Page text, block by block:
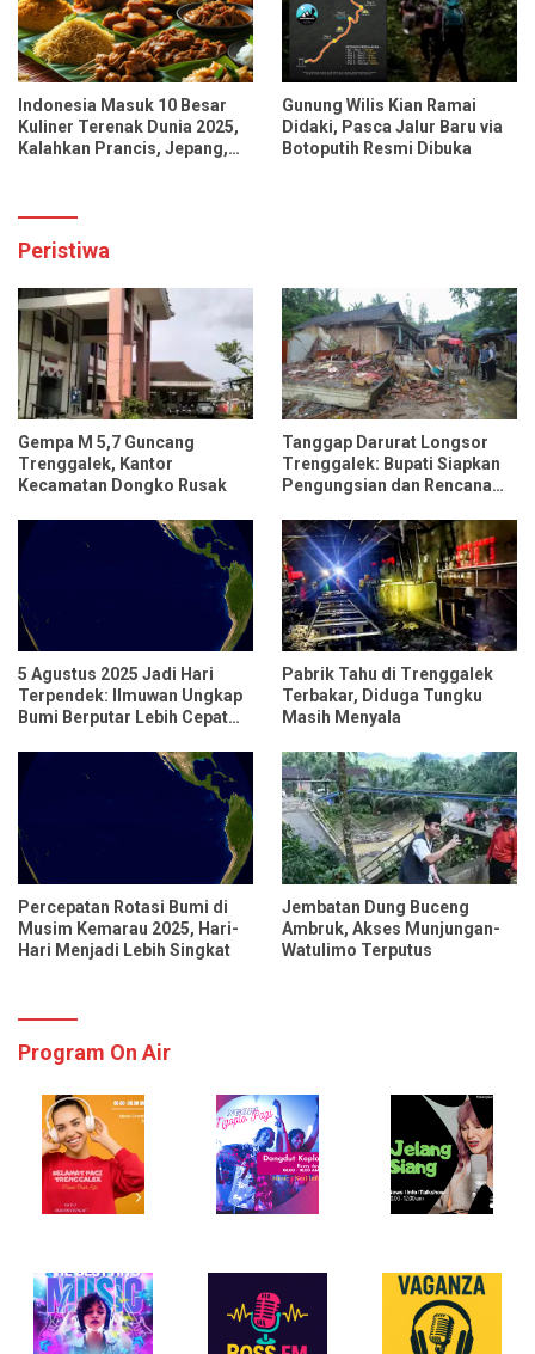
Indonesia Masuk 10 Besar
Kuliner Terenak Dunia 2025,
Kalahkan Prancis, Jepang,
Gunung Wilis Kian Ramai
Didaki, Pasca Jalur Baru via
Botoputih Resmi Dibuka
Peristiwa
Gempa M 5,7 Guncang
Trenggalek, Kantor
Kecamatan Dongko Rusak
Tanggap Darurat Longsor
Trenggalek: Bupati Siapkan
Pengungsian dan Rencana
5 Agustus 2025 Jadi Hari
Terpendek: Ilmuwan Ungkap
Bumi Berputar Lebih Cepat
Pabrik Tahu di Trenggalek
Terbakar, Diduga Tungku
Masih Menyala
Percepatan Rotasi Bumi di
Musim Kemarau 2025, Hari-
Hari Menjadi Lebih Singkat
Jembatan Dung Buceng
Ambruk, Akses Munjungan-
Watulimo Terputus
Program On Air